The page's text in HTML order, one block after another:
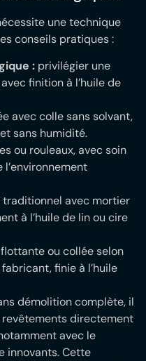
une technique
conseils pratiques :
: privilégier une
finition à l’huile de
avec colle sans solvant,
sans humidité.
ou rouleaux, avec soin
avec mortier
à l’huile de lin ou cire
ou collée selon
finie à l’huile
démolition complète, il
directement
avec le
innovants. Cette